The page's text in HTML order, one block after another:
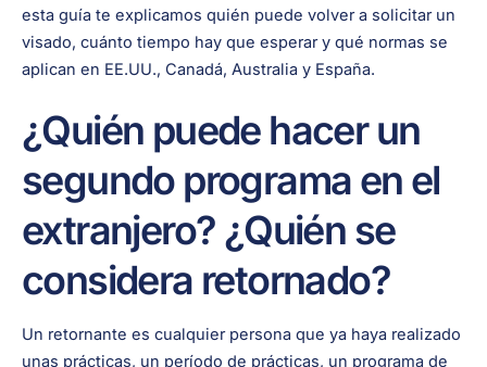
esta guía te explicamos quién puede volver a solicitar un
visado, cuánto tiempo hay que esperar y qué normas se
aplican en EE.UU., Canadá, Australia y España.
¿Quién puede hacer un
segundo programa en el
extranjero? ¿Quién se
considera retornado?
Un retornante es cualquier persona que ya haya realizado
unas prácticas, un período de prácticas, un programa de